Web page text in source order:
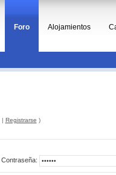
Foro Alojamientos
| Registrarse )
Contraseña: